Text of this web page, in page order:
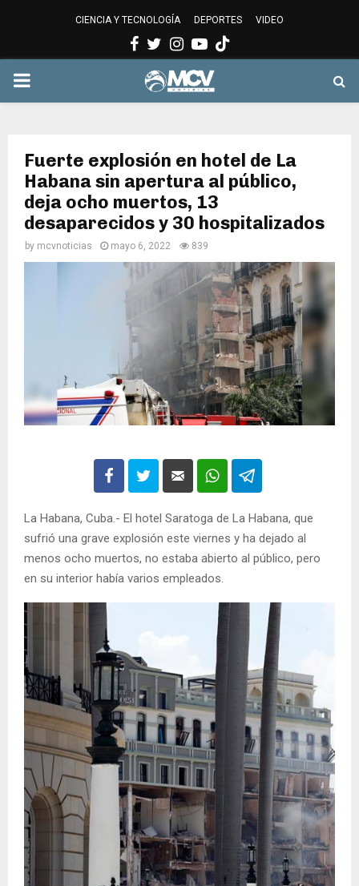
CIENCIA Y TECNOLOGÍA DEPORTES VIDEO
Facebook
Twitter
Instagram
Youtube
PRIMARY
Fuerte explosión en hotel de La
Habana sin apertura al público,
deja ocho muertos, 13
desaparecidos y 30 hospitalizados
by mcvnoticias mayo 6, 2022 839
La Habana, Cuba.- El hotel Saratoga de La Habana, que
sufrió una grave explosión este viernes y ha dejado al
menos ocho muertos, no estaba abierto al público, pero
en su interior había varios empleados.